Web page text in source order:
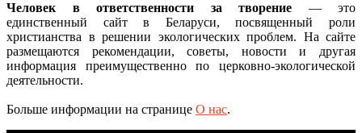
Человек в ответственности за творение — это
единственный сайт в Беларуси, посвященный роли
христианства в решении экологических проблем. На сайте
размещаются рекомендации, советы, новости и другая
информация преимущественно по церковно-экологической
деятельности.
Больше информации на странице О нас.